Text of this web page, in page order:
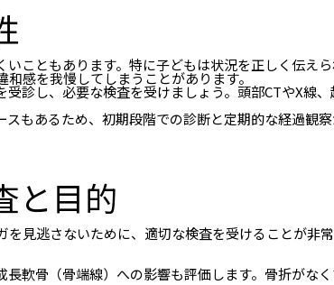
こともあります。特に子どもは状況を正しく伝え
感を我慢してしまうことがあります。
診し、必要な検査を受けましょう。頭部CTやX線
もあるため、初期段階での診断と定期的な経過観察
と目的
見逃さないために、適切な検査を受けることが非
軟骨（骨端線）への影響も評価します。骨折がな